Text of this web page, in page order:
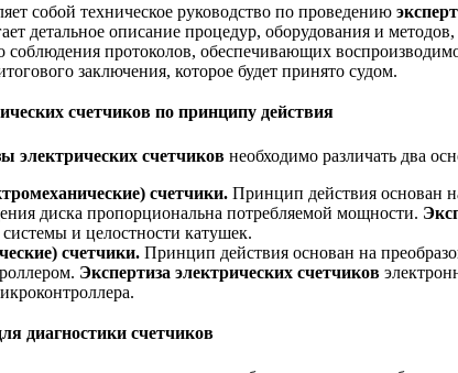
собой техническое руководство по проведению
детальное описание процедур, оборудования и
соблюдения протоколов, обеспечивающих
заключения, которое будет принято судом.
счетчиков по принципу действия
электрических счетчиков необходимо различать два
счетчики. Принцип действия основан
диска пропорциональна потребляемой мощности.
и целостности катушек.
счетчики. Принцип действия основан на
Экспертиза электрических счетчиков
диагностики счетчиков